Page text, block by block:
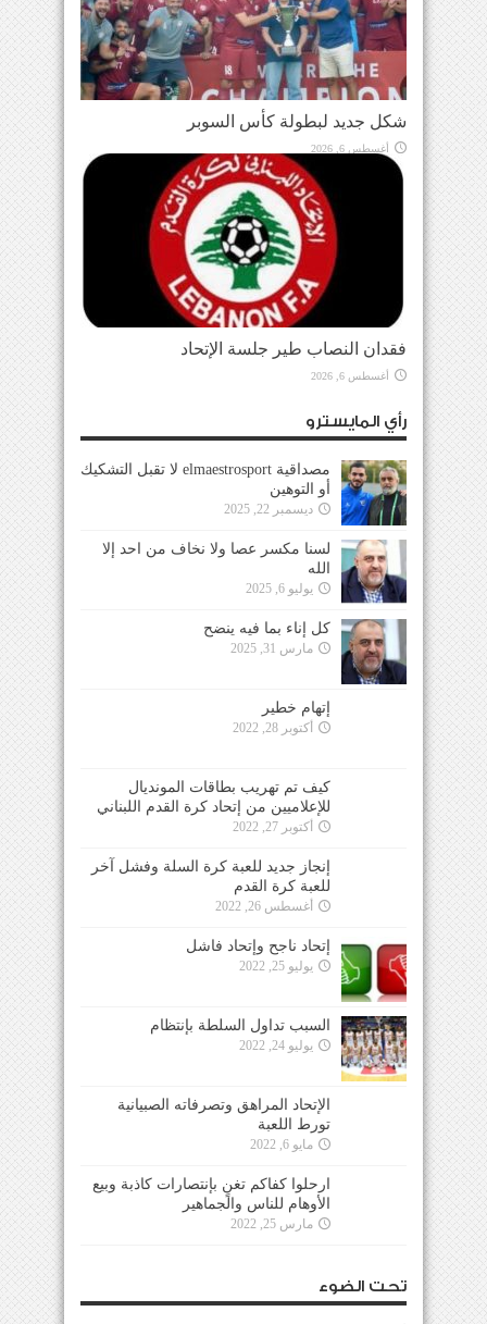
شكل جديد لبطولة كأس السوبر
أغسطس 6, 2026
فقدان النصاب طير جلسة الإتحاد
أغسطس 6, 2026
رأي المايسترو
مصداقية elmaestrosport لا تقبل التشكيك
أو التوهين
ديسمبر 22, 2025
لسنا مكسر عصا ولا نخاف من احد إلا
الله
يوليو 6, 2025
كل إناء بما فيه ينضح
مارس 31, 2025
إتهام خطير
أكتوبر 28, 2022
كيف تم تهريب بطاقات المونديال
للإعلاميين من إتحاد كرة القدم اللبناني
أكتوبر 27, 2022
إنجاز جديد للعبة كرة السلة وفشل آخر
للعبة كرة القدم
أغسطس 26, 2022
إتحاد ناجح وإتحاد فاشل
يوليو 25, 2022
السبب تداول السلطة بإنتظام
يوليو 24, 2022
الإتحاد المراهق وتصرفاته الصبيانية
تورط اللعبة
مايو 6, 2022
ارحلوا كفاكم تغنٍ بإنتصارات كاذبة وبيع
الأوهام للناس والجماهير
مارس 25, 2022
تحت الضوء